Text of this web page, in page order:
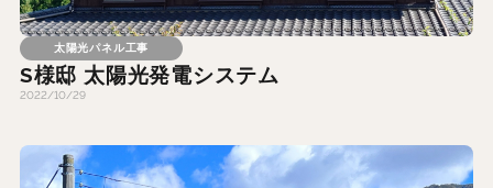
太陽光パネル工事
S様邸 太陽光発電システム
2022/10/29